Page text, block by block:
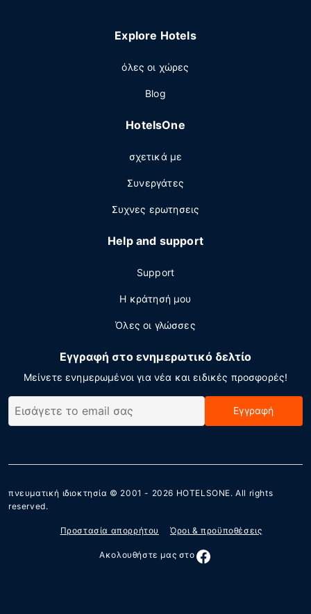
Explore Hotels
όλες οι χώρες
Blog
HotelsOne
σχετικά με
Συνεργάτες
Συχνες ερωτησεις
Help and support
Support
Η κράτησή μου
Όλες οι γλώσσες
Εγγραφή στο ενημερωτικό δελτίο
Μείνετε ενημερωμένοι για νέα και ειδικές προσφορές!
Εγγραφή
πνευματική ιδιοκτησία © 2001 - 2026 HOTELSONE. All rights
reserved.
Προστασία απορρήτου Όροι & προϋποθέσεις
Ακολουθήστε μας στο